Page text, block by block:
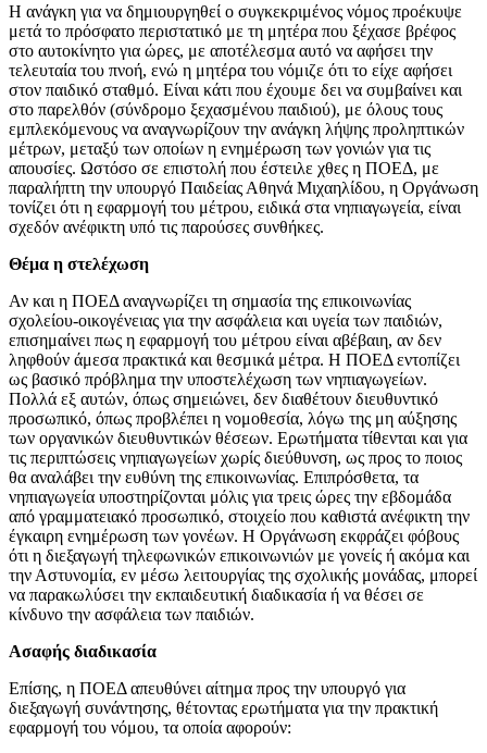
Η ανάγκη για να δημιουργηθεί ο συγκεκριμένος νόμος προέκυψε
μετά το πρόσφατο περιστατικό με τη μητέρα που ξέχασε βρέφος
στο αυτοκίνητο για ώρες, με αποτέλεσμα αυτό να αφήσει την
τελευταία του πνοή, ενώ η μητέρα του νόμιζε ότι το είχε αφήσει
στον παιδικό σταθμό. Είναι κάτι που έχουμε δει να συμβαίνει και
στο παρελθόν (σύνδρομο ξεχασμένου παιδιού), με όλους τους
εμπλεκόμενους να αναγνωρίζουν την ανάγκη λήψης προληπτικών
μέτρων, μεταξύ των οποίων η ενημέρωση των γονιών για τις
απουσίες. Ωστόσο σε επιστολή που έστειλε χθες η ΠΟΕΔ, με
παραλήπτη την υπουργό Παιδείας Αθηνά Μιχαηλίδου, η Οργάνωση
τονίζει ότι η εφαρμογή του μέτρου, ειδικά στα νηπιαγωγεία, είναι
σχεδόν ανέφικτη υπό τις παρούσες συνθήκες.
Θέμα η στελέχωση
Αν και η ΠΟΕΔ αναγνωρίζει τη σημασία της επικοινωνίας
σχολείου-οικογένειας για την ασφάλεια και υγεία των παιδιών,
επισημαίνει πως η εφαρμογή του μέτρου είναι αβέβαιη, αν δεν
ληφθούν άμεσα πρακτικά και θεσμικά μέτρα. Η ΠΟΕΔ εντοπίζει
ως βασικό πρόβλημα την υποστελέχωση των νηπιαγωγείων.
Πολλά εξ αυτών, όπως σημειώνει, δεν διαθέτουν διευθυντικό
προσωπικό, όπως προβλέπει η νομοθεσία, λόγω της μη αύξησης
των οργανικών διευθυντικών θέσεων. Ερωτήματα τίθενται και για
τις περιπτώσεις νηπιαγωγείων χωρίς διεύθυνση, ως προς το ποιος
θα αναλάβει την ευθύνη της επικοινωνίας. Επιπρόσθετα, τα
νηπιαγωγεία υποστηρίζονται μόλις για τρεις ώρες την εβδομάδα
από γραμματειακό προσωπικό, στοιχείο που καθιστά ανέφικτη την
έγκαιρη ενημέρωση των γονέων. Η Οργάνωση εκφράζει φόβους
ότι η διεξαγωγή τηλεφωνικών επικοινωνιών με γονείς ή ακόμα και
την Αστυνομία, εν μέσω λειτουργίας της σχολικής μονάδας, μπορεί
να παρακωλύσει την εκπαιδευτική διαδικασία ή να θέσει σε
κίνδυνο την ασφάλεια των παιδιών.
Ασαφής διαδικασία
Επίσης, η ΠΟΕΔ απευθύνει αίτημα προς την υπουργό για
διεξαγωγή συνάντησης, θέτοντας ερωτήματα για την πρακτική
εφαρμογή του νόμου, τα οποία αφορούν: